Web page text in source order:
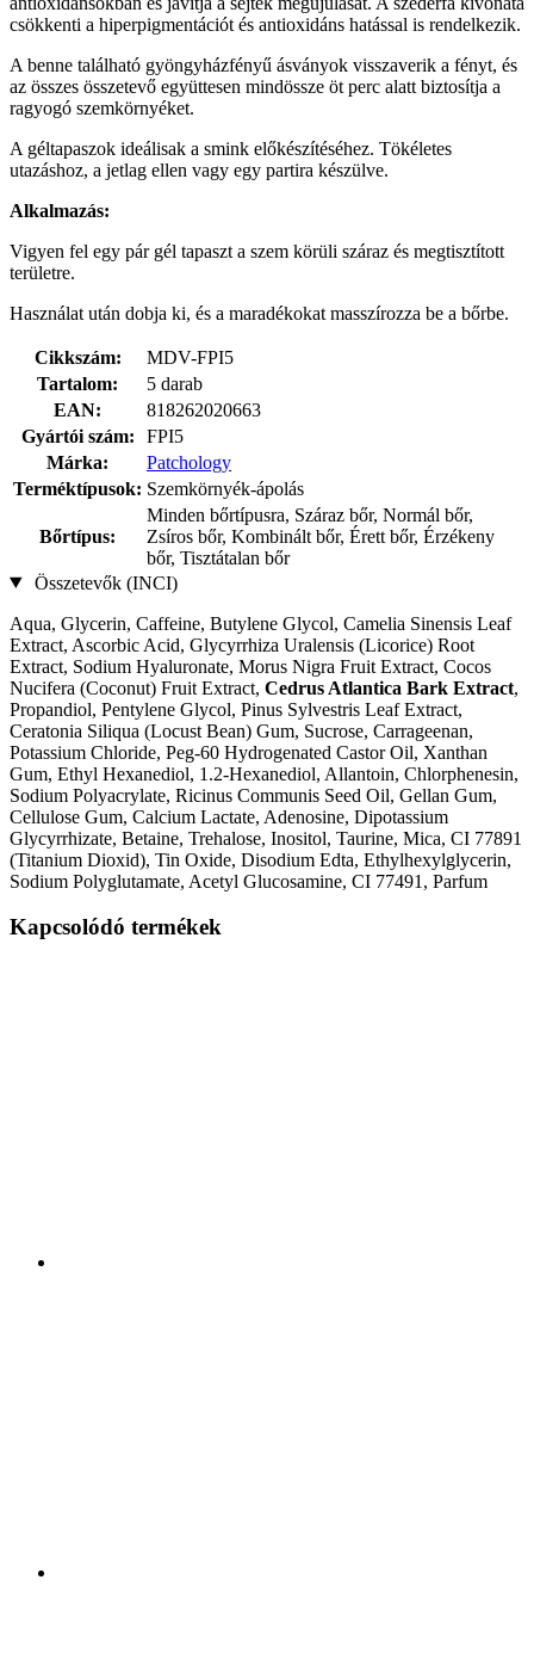
csökkenti a hiperpigmentációt és antioxidáns hatással is rendelkezik.
A benne található gyöngyházfényű ásványok visszaverik a fényt, és
az összes összetevő együttesen mindössze öt perc alatt biztosítja a
ragyogó szemkörnyéket.
A géltapaszok ideálisak a smink előkészítéséhez. Tökéletes
utazáshoz, a jetlag ellen vagy egy partira készülve.
Alkalmazás:
Vigyen fel egy pár gél tapaszt a szem körüli száraz és megtisztított
területre.
Használat után dobja ki, és a maradékokat masszírozza be a bőrbe.
Cikkszám:
MDV-FPI5
Tartalom:
5 darab
EAN:
818262020663
Gyártói szám:
FPI5
Márka:
Patchology
Terméktípusok: Szemkörnyék-ápolás
Bőrtípus:
Minden bőrtípusra, Száraz bőr, Normál bőr,
Zsíros bőr, Kombinált bőr, Érett bőr, Érzékeny
bőr, Tisztátalan bőr
Összetevők (INCI)
Aqua, Glycerin, Caffeine, Butylene Glycol, Camelia Sinensis Leaf
Extract, Ascorbic Acid, Glycyrrhiza Uralensis (Licorice) Root
Extract, Sodium Hyaluronate, Morus Nigra Fruit Extract, Cocos
Nucifera (Coconut) Fruit Extract, Cedrus Atlantica Bark Extract,
Propandiol, Pentylene Glycol, Pinus Sylvestris Leaf Extract,
Ceratonia Siliqua (Locust Bean) Gum, Sucrose, Carrageenan,
Potassium Chloride, Peg-60 Hydrogenated Castor Oil, Xanthan
Gum, Ethyl Hexanediol, 1.2-Hexanediol, Allantoin, Chlorphenesin,
Sodium Polyacrylate, Ricinus Communis Seed Oil, Gellan Gum,
Cellulose Gum, Calcium Lactate, Adenosine, Dipotassium
Glycyrrhizate, Betaine, Trehalose, Inositol, Taurine, Mica, CI 77891
(Titanium Dioxid), Tin Oxide, Disodium Edta, Ethylhexylglycerin,
Sodium Polyglutamate, Acetyl Glucosamine, CI 77491, Parfum
Kapcsolódó termékek